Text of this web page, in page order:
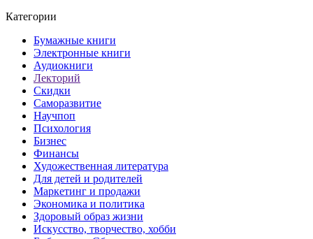
Категории
Бумажные книги
Электронные книги
Аудиокниги
Лекторий
Скидки
Саморазвитие
Научпоп
Психология
Бизнес
Финансы
Художественная литература
Для детей и родителей
Маркетинг и продажи
Экономика и политика
Здоровый образ жизни
Искусство, творчество, хобби